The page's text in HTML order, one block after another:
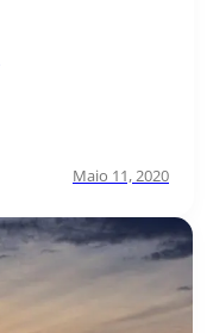
Maio 11, 2020